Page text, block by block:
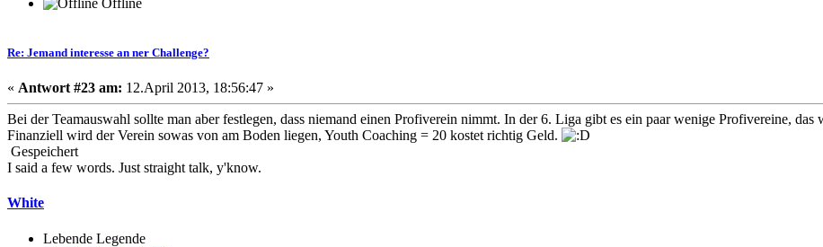
Re: Jemand interesse an ner Challenge?
« Antwort #23 am: 12.April 2013, 18:56:47 »
Bei der Teamauswahl sollte man aber festlegen, dass niemand einen Profiverein nimmt. In der 6. Liga gibt es ein paar wenige Profivereine,
Finanziell wird der Verein sowas von am Boden liegen, Youth Coaching = 20 kostet richtig Geld.
Gespeichert
I said a few words. Just straight talk, y'know.
White
Lebende Legende